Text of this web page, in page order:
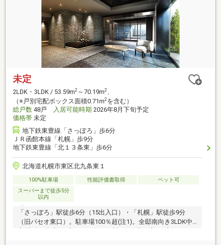
未定
2LDK・3LDK / 53.59m2 ～70.19m2、
（※戸別宅配ボックス面積0.71m2 を含む）
総戸数 48戸 入居可能時期 2026年8月下旬予定
価格帯 未定
地下鉄東豊線「さっぽろ」歩6分
ＪＲ函館本線「札幌」歩9分
地下鉄東豊線「北１３条東」歩6分
北海道札幌市東区北九条東１
100%駐車場 性能評価書取得
ペット可
スーパーまで徒歩5分
以内
「さっぽろ」駅徒歩6分（15出入口）・「札幌」駅徒歩9分
（旧パセオ東口）。駐車場100％超(注1)。全邸南向き3LDK中
心(注2)の多彩なプラン。2住戸に対しEV1基の高いプライバシ